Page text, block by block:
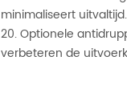
minimaliseert uitvaltijd.
20. Optionele
verbeteren de